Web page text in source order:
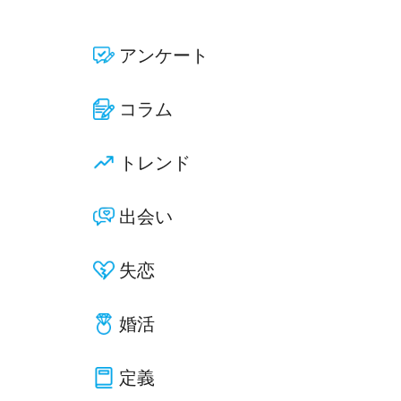
アンケート
コラム
トレンド
出会い
失恋
婚活
定義